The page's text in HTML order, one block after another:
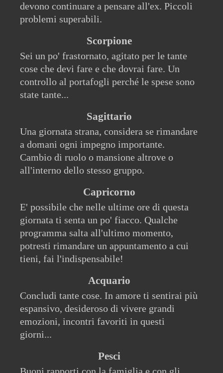
devono continuare a pensare all'ex. Piccoli
problemi superabili.
Scorpione
Sei un po' frastornato, agitato per le tante
cose che devi fare e che dovrai fare. Un
controllo al portafogli perché le spese sono
state tante...
Sagittario
Una giornata strana, considera se rimandare
a domani ogni impegno importante.
Cambio di ruolo o mansione altrove o
all'interno dello stesso gruppo.
Capricorno
E' possibile che nelle ultime ore di questa
giornata ti senta un po' fiacco. Qualche
programma salta all'ultimo momento,
potresti rimandare un appuntamento a cui
tieni, fai l'indispensabile!
Acquario
Concludi tante cose. In amore ti sentirai più
espansivo, desideroso di vivere grandi
emozioni, incontri favoriti in questi
giorni...
Pesci